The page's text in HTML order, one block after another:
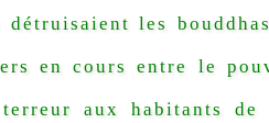
les
en cours entre le
aux habitants de